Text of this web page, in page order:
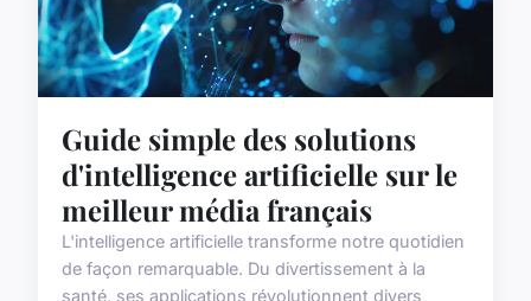
Guide simple des solutions
d'intelligence artificielle sur le
meilleur média français
L'intelligence artificielle transforme notre quotidien
de façon remarquable. Du divertissement à la
santé, ses applications révolutionnent divers